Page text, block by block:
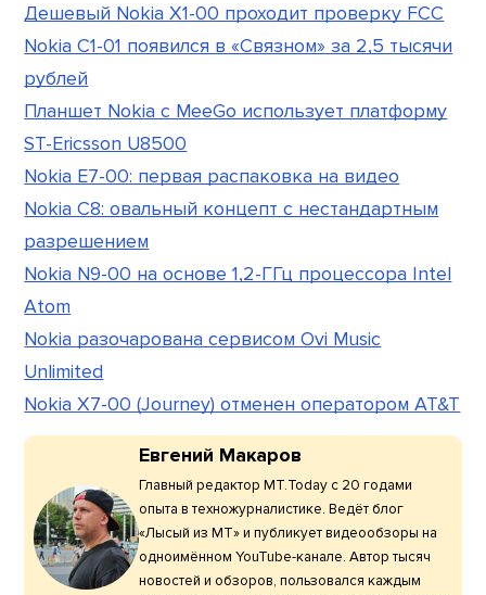
Дешевый Nokia X1-00 проходит проверку FCC
Nokia C1-01 появился в «Связном» за 2,5 тысячи
рублей
Планшет Nokia с MeeGo использует платформу
ST-Ericsson U8500
Nokia E7-00: первая распаковка на видео
Nokia C8: овальный концепт с нестандартным
разрешением
Nokia N9-00 на основе 1,2-ГГц процессора Intel
Atom
Nokia разочарована сервисом Ovi Music
Unlimited
Nokia X7-00 (Journey) отменен оператором AT&T
Евгений Макаров
Главный редактор МТ.Today с 20 годами
опыта в техножурналистике. Ведёт блог
«Лысый из МТ» и публикует видеообзоры на
одноимённом YouTube-канале. Автор тысяч
новостей и обзоров, пользовался каждым